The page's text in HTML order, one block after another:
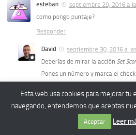
esteban
septiembre 29, 2016 a
como pongo puntaje?
Responder
David
septiembre 30, 2016 a
Deberías de mirar la acción Set
Pones un número y marca el check
Alejandro
noviembre 24, 2016 a
Oye necesito tu ayuda hay forma
que cuente cuantas rocas ah pasado
Esta web usa cookies para mejorar tu
navegando, entendemos que aceptas
Aceptar Leer